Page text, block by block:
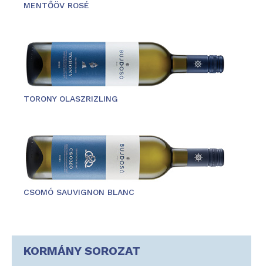
MENTŐÖV ROSÉ
TORONY OLASZRIZLING
CSOMÓ SAUVIGNON BLANC
KORMÁNY SOROZAT